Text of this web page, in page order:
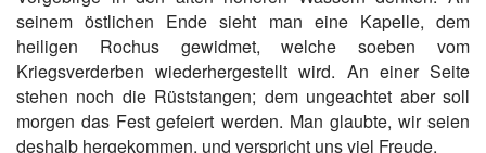
seinem östlichen Ende sieht man eine Kapelle, dem
heiligen Rochus gewidmet, welche soeben vom
Kriegsverderben wiederhergestellt wird. An einer Seite
stehen noch die Rüststangen; dem ungeachtet aber soll
morgen das Fest gefeiert werden. Man glaubte, wir seien
deshalb hergekommen, und verspricht uns viel Freude.